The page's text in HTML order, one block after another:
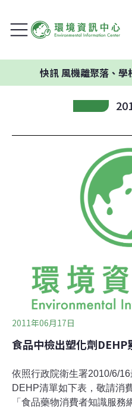
風機離聚落、學校過近
2011年06月17日
食品中檢出塑化劑
依照行政院衛生署2010/6/
DEHP清單如下表，敬請消
「食品藥物消費者知識服務